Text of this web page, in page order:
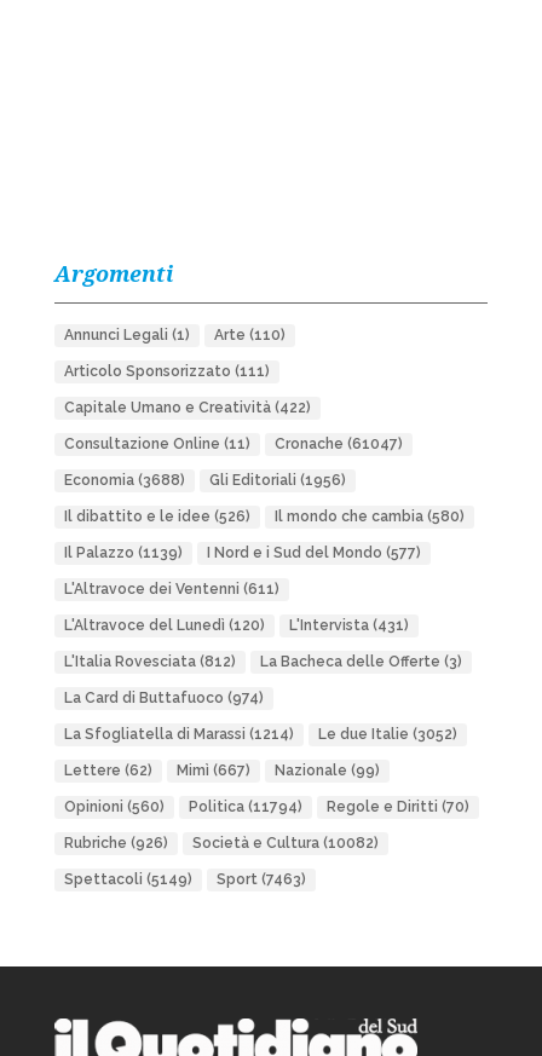
Argomenti
Annunci Legali (1) Arte (110)
Articolo Sponsorizzato (111)
Capitale Umano e Creatività(422)
Consultazione Online (11) Cronache (61047)
Economia(3688) Gli Editoriali (1956)
Il dibattito e le idee (526) Il mondo che cambia(580)
Il Palazzo (1139) I Nord e i Sud del Mondo (577)
L'Altravoce dei Ventenni (611)
L'Altravoce del Lunedì (120) L'Intervista(431)
L'Italia Rovesciata(812) La Bacheca delle Offerte (3)
La Card di Buttafuoco (974)
La Sfogliatella di Marassi (1214) Le due Italie (3052)
Lettere (62) Mimì (667) Nazionale (99)
Opinioni (560) Politica(11794) Regole e Diritti (70)
Rubriche (926) Società e Cultura(10082)
Spettacoli (5149) Sport(7463)